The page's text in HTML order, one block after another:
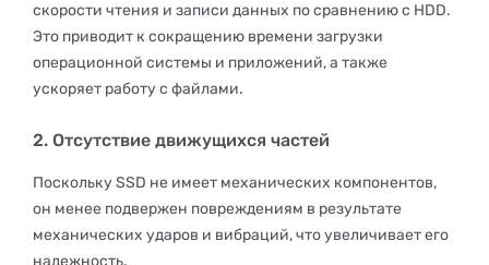
скорости чтения и записи данных по сравнению с HDD.
Это приводит к сокращению времени загрузки
операционной системы и приложений, а также
ускоряет работу с файлами.
2. Отсутствие движущихся частей
Поскольку SSD не имеет механических компонентов,
он менее подвержен повреждениям в результате
механических ударов и вибраций, что увеличивает его
надежность.